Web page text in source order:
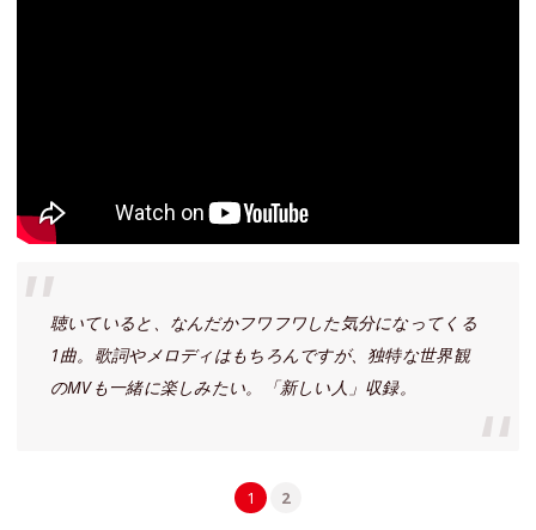
聴いていると、なんだかフワフワした気分になってくる
1曲。歌詞やメロディはもちろんですが、独特な世界観
のMVも一緒に楽しみたい。「新しい人」収録。
1 2